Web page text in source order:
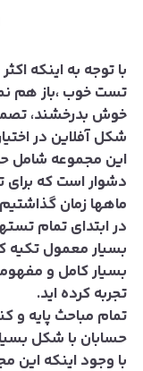
با توجه به اینکه
تست خوب ،باز هم
خوش بدرخشند،
شکل آفلاین در
این مجموعه شامل
دشوار است که
ماهها زمان
در ابتدای تمام
بسیار معمول تکیه
بسیار کامل و
تجربه کرده اید.
تمام مباحث پایه
حسابان با شکل